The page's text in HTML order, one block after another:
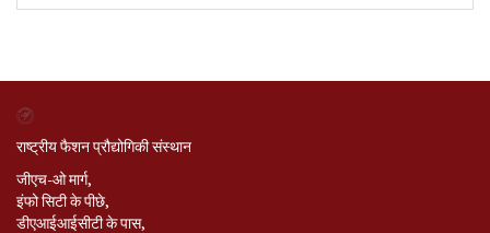
राष्ट्रीय फैशन प्रौद्योगिकी संस्थान
जीएच-ओ मार्ग,
इंफो सिटी के पीछे,
डीएआईआईसीटी के पास,